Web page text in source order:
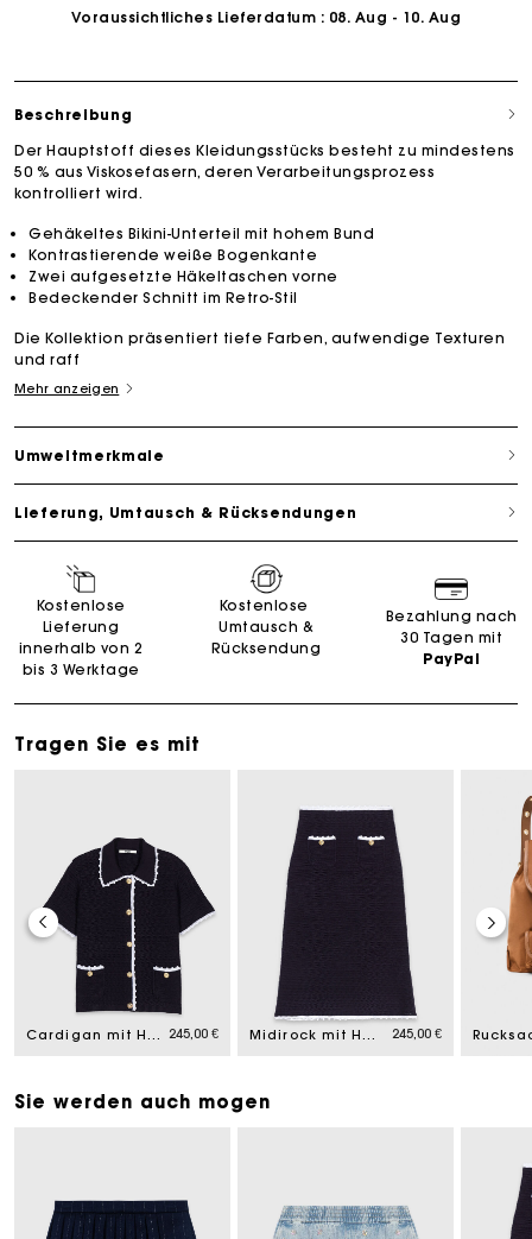
Voraussichtliches Lieferdatum : 08. Aug - 10. Aug
Beschreibung
Der Hauptstoff dieses Kleidungsstücks besteht zu mindestens
50 % aus Viskosefasern, deren Verarbeitungsprozess
kontrolliert wird.
Gehäkeltes Bikini-Unterteil mit hohem Bund
Kontrastierende weiße Bogenkante
Zwei aufgesetzte Häkeltaschen vorne
Bedeckender Schnitt im Retro-Stil
Die Kollektion präsentiert tiefe Farben, aufwendige Texturen
und raff
Mehr anzeigen
Umweltmerkmale
Lieferung, Umtausch & Rücksendungen
Kostenlose
Lieferung
innerhalb von 2
bis 3 Werktage
Kostenlose
Umtausch &
Rücksendung
Bezahlung nach
30 Tagen mit
PayPal
Tragen Sie es mit
Cardigan mit Häkelabschlüssen 245,00 € Midirock mit Häkeldetails 245,00 €
Sie werden auch mogen